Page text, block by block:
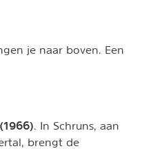
je naar boven. Een
. In Schruns, aan
brengt de